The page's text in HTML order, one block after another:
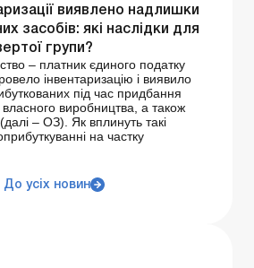
виявлено надлишки
засобів: які наслідки для
групи?
– платник єдиного податку
інвентаризацію і виявило
під час придбання
власного виробництва, а також
– ОЗ). Як вплинуть такі
на частку
До усіх новин